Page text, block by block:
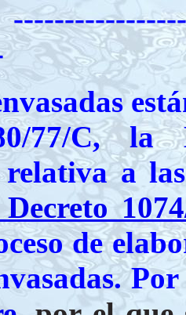
77/C, la
relativa a
de